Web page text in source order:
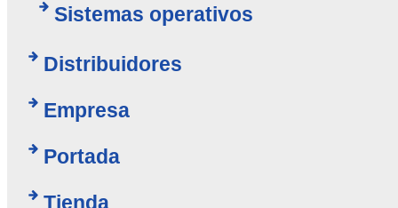
Sistemas operativos
Distribuidores
Empresa
Portada
Tienda